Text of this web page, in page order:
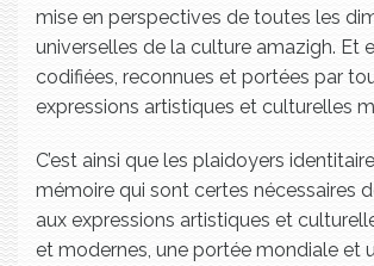
mise en perspectives de toutes les
universelles de la culture amazigh. Et
codifiées, reconnues et portées par
expressions artistiques et culturelles
C’est ainsi que les plaidoyers
mémoire qui sont certes nécessaires
aux expressions artistiques et
et modernes, une portée mondiale et